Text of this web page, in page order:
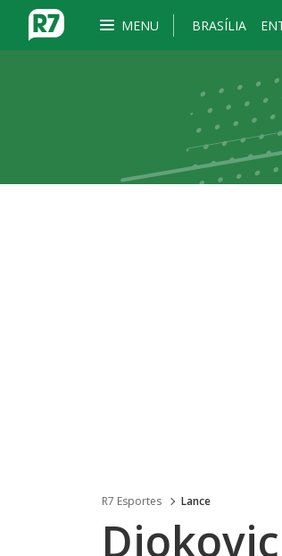
MENU BRASÍLIA
R7 Esportes Lance